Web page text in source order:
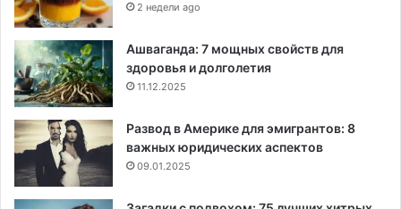
2 недели ago
Ашваганда: 7 мощных свойств для
здоровья и долголетия
11.12.2025
Развод в Америке для эмигрантов: 8
важных юридических аспектов
09.01.2025